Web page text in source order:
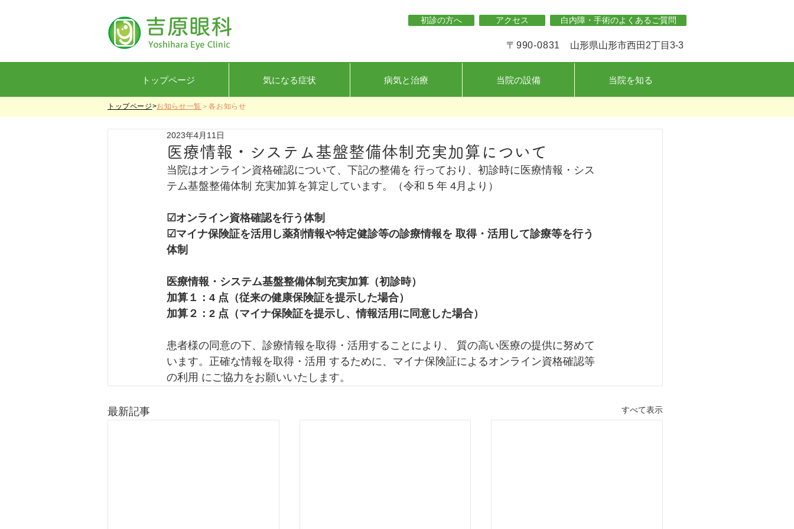
初診の方へ アクセス 白内障・手術のよくあるご質問
〒990-0831 山形県山形市西田2丁目3-3
トップページ 気になる症状 病気と治療 当院の設備 当院を知る
トップページ>お知らせ一覧 ＞各お知らせ
医療情報・システム基盤整備体制充実加算について
2023年4月11日
当院はオンライン資格確認について、下記の整備を 行っており、初診時に医療情報・シス
テム基盤整備体制 充実加算を算定しています。（令和 5 年 4月より）
☑オンライン資格確認を行う体制
☑マイナ保険証を活用し薬剤情報や特定健診等の診療情報を 取得・活用して診療等を行う
体制
医療情報・システム基盤整備体制充実加算（初診時）
加算１：4 点（従来の健康保険証を提示した場合）
加算２：2 点（マイナ保険証を提示し、情報活用に同意した場合）
患者様の同意の下、診療情報を取得・活用することにより、 質の高い医療の提供に努めて
います。正確な情報を取得・活用 するために、マイナ保険証によるオンライン資格確認等
の利用 にご協力をお願いいたします。
最新記事 すべて表示